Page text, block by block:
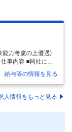
能力考慮の上優遇)
事内容 ■同社にて
】 ・高圧電気設備、
画立案と推進 ・法
安要員（工場及び構
成 ・エネルギー管理
ては、設備改修のた
、
給与等の情報を見る
人情報をもっと見る